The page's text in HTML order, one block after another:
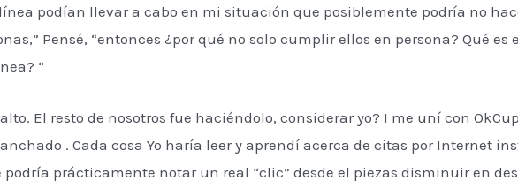
podían llevar a cabo en mi situación que posiblemente podría no
Pensé, “entonces ¿por qué no solo cumplir ellos en persona? Qué es
“
El resto de nosotros fue haciéndolo, considerar yo? I me uní con
. Cada cosa Yo haría leer y aprendí acerca de citas por Internet
prácticamente notar un real “clic” desde el piezas disminuir en